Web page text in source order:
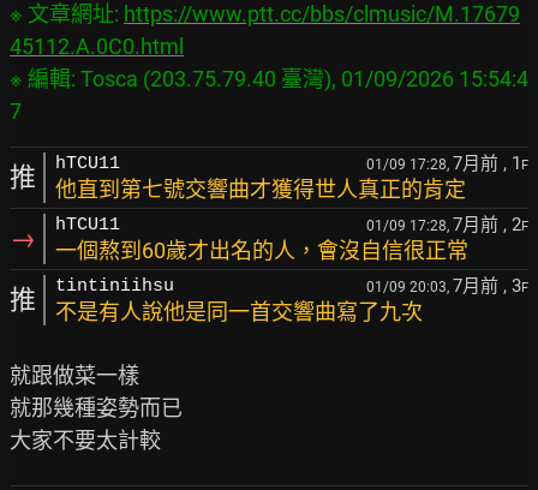
※ 文章網址: https://www.ptt.cc/bbs/clmusic/M.17679
45112.A.0C0.html
※ 編輯: Tosca (203.75.79.40 臺灣), 01/09/2026 15:54:4
推 hTCU11 01/09 17:28, 7月前 , 1 F
他直到第七號交響曲才獲得世人真正的肯定
→ hTCU11 01/09 17:28, 7月前 , 2F
一個熬到60歲才出名的人，會沒自信很正常
推 tintiniihsu 01/09 20:03, 7月前 , 3F
不是有人說他是同一首交響曲寫了九次
就跟做菜一樣
就那幾種姿勢而已